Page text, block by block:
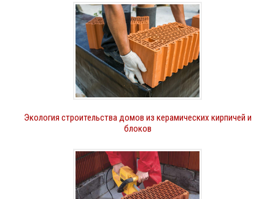
Экология строительства домов из керамических кирпичей и
блоков